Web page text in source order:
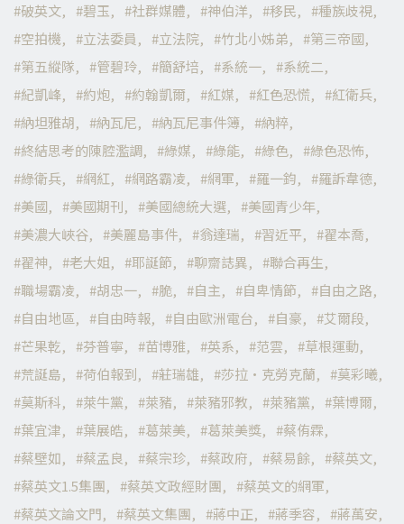
破英文
碧玉 社群媒體 神伯洋 移民
種族歧視
空拍機
立法委員 立法院 竹北小姊弟
第三帝國
第五縱隊
管碧玲 簡舒培 系統一
系統二
紀凱峰
約炮 約翰凱爾 紅媒 紅色恐慌
紅衛兵
納坦雅胡
納瓦尼 納瓦尼事件簿
納粹
終結思考的陳腔濫調
綠媒 綠能 綠色
綠色恐怖
綠衛兵
網紅 網路霸凌 網軍 羅一鈞
羅訴韋德
美國
美國期刊 美國總統大選
美國青少年
美濃大峽谷
美麗島事件 翁達瑞 習近平
翟本喬
翟神
老大姐 耶誕節 聊齋誌異
聯合再生
職場霸凌
胡忠一 脆 自主 自卑情節
自由之路
自由地區
自由時報 自由歐洲電台 自豪
艾爾段
芒果乾
芬普寧 苗博雅 英系 范雲
草根運動
荒誕島
荷伯報到 莊瑞雄 莎拉·克勞克蘭
莫彩曦
莫斯科
萊牛黨 萊豬 萊豬邪教 萊豬黨
葉博爾
葉宜津
葉展皓 葛萊美 葛萊美獎
蔡侑霖
蔡壁如
蔡孟良 蔡宗珍 蔡政府 蔡易餘
蔡英文
蔡英文1.5集團
蔡英文政經財團
蔡英文的網軍
蔡英文論文門
蔡英文集團 蔣中正 蔣季容
蔣萬安